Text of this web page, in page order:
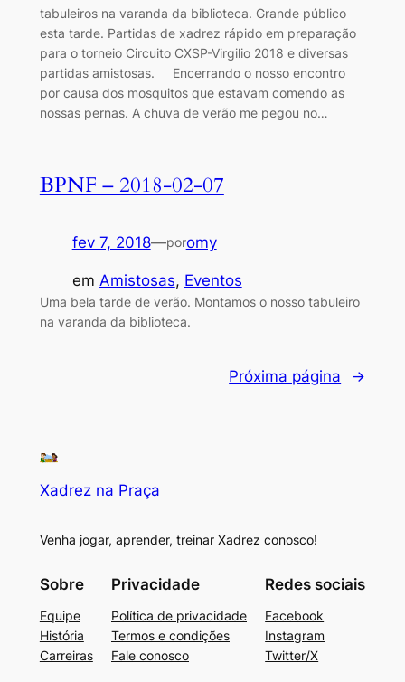
tabuleiros na varanda da biblioteca. Grande público
esta tarde. Partidas de xadrez rápido em preparação
para o torneio Circuito CXSP-Virgilio 2018 e diversas
partidas amistosas. Encerrando o nosso encontro
por causa dos mosquitos que estavam comendo as
nossas pernas. A chuva de verão me pegou no…
BPNF – 2018-02-07
fev 7, 2018—poromy
em Amistosas, Eventos
Uma bela tarde de verão. Montamos o nosso tabuleiro
na varanda da biblioteca.
Próxima página →
Xadrez na Praça
Venha jogar, aprender, treinar Xadrez conosco!
Sobre
Equipe
História
Carreiras
Privacidade
Política de privacidade
Termos e condições
Fale conosco
Redes sociais
Facebook
Instagram
Twitter/X